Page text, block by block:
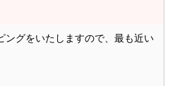
ングをいたしますので、最も近い